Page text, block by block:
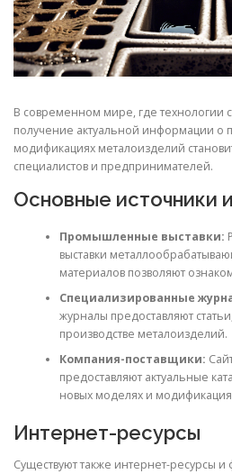
В современном мире, где технологии
получение актуальной информации о
модификациях металоизделий
специалистов и предпринимателей.
Основные источники
Промышленные выставки:
выставки
материалов позволяют
Специализированные
журналы предоставляют
производстве металоизделий.
Компания-поставщики:
предоставляют актуальные
новых моделях и
Интернет-ресурсы
Существуют также интернет-ресурсы